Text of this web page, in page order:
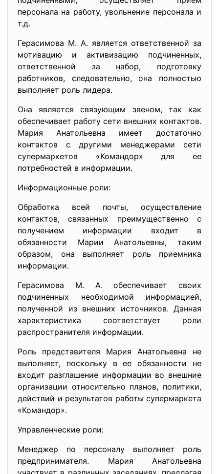
персонала на работу, увольнение персонала и
т.д.
Герасимова М. А. является ответственной за
мотивацию и активизацию подчиненных,
ответственной за набор, подготовку
работников, следовательно, она полностью
выполняет роль лидера.
Она является связующим звеном, так как
обеспечивает работу сети внешних контактов.
Мария Анатольевна имеет достаточно
контактов с другими менеджерами сети
супермаркетов «Командор» для ее
потребностей в информации.
Информационные роли:
Обработка всей почты, осуществление
контактов, связанных преимущественно с
получением информации входит в
обязанности Марии Анатольевны, таким
образом, она выполняет роль приемника
информации.
Герасимова М. А. обеспечивает своих
подчиненных необходимой информацией,
полученной из внешних источников. Данная
характеристика соответствует роли
распространителя информации.
Роль представителя Мария Анатольевна не
выполняет, поскольку в ее обязанности не
входит разглашение информации во внешние
организации относительно планов, политики,
действий и результатов работы супермаркета
«Командор».
Управленческие роли:
Менеджер по персоналу выполняет роль
предпринимателя. Мария Анатольевна